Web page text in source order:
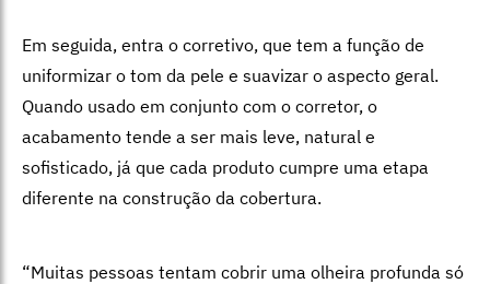
Em seguida, entra o corretivo, que tem a função de
uniformizar o tom da pele e suavizar o aspecto geral.
Quando usado em conjunto com o corretor, o
acabamento tende a ser mais leve, natural e
sofisticado, já que cada produto cumpre uma etapa
diferente na construção da cobertura.
“Muitas pessoas tentam cobrir uma olheira profunda só